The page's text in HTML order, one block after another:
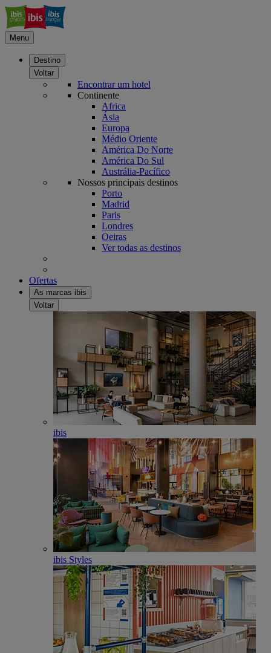
Menu
Destino
Voltar
Encontrar um hotel
Continente
Africa
Ásia
Europa
Médio Oriente
América Do Norte
América Do Sul
Austrália-Pacífico
Nossos principais destinos
Porto
Madrid
Paris
Londres
Oeiras
Ver todas as destinos
Ofertas
As marcas ibis
Voltar
ibis
ibis Styles